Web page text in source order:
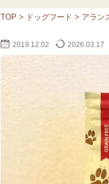
TOP > ドッグフード > アラン
2019.12.02 2026.03.17